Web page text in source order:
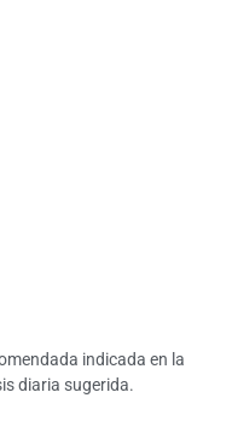
indicada en la
diaria sugerida.